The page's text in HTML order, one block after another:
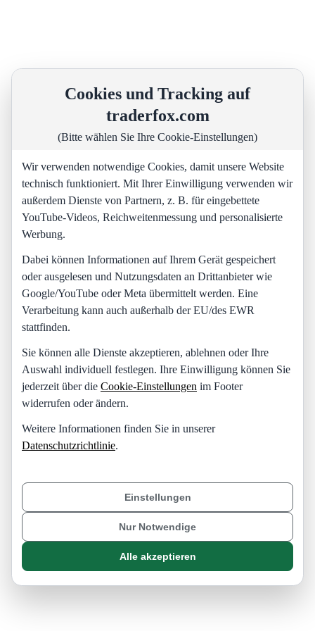
Cookies und Tracking auf
traderfox.com
(Bitte wählen Sie Ihre Cookie-Einstellungen)
Wir verwenden notwendige Cookies, damit unsere Website
technisch funktioniert. Mit Ihrer Einwilligung verwenden wir
außerdem Dienste von Partnern, z. B. für eingebettete
YouTube-Videos, Reichweitenmessung und personalisierte
Werbung.
Dabei können Informationen auf Ihrem Gerät gespeichert
oder ausgelesen und Nutzungsdaten an Drittanbieter wie
Google/YouTube oder Meta übermittelt werden. Eine
Verarbeitung kann auch außerhalb der EU/des EWR
stattfinden.
Sie können alle Dienste akzeptieren, ablehnen oder Ihre
Auswahl individuell festlegen. Ihre Einwilligung können Sie
jederzeit über die Cookie-Einstellungen im Footer
widerrufen oder ändern.
Weitere Informationen finden Sie in unserer
Datenschutzrichtlinie.
Einstellungen
Nur Notwendige
Alle akzeptieren